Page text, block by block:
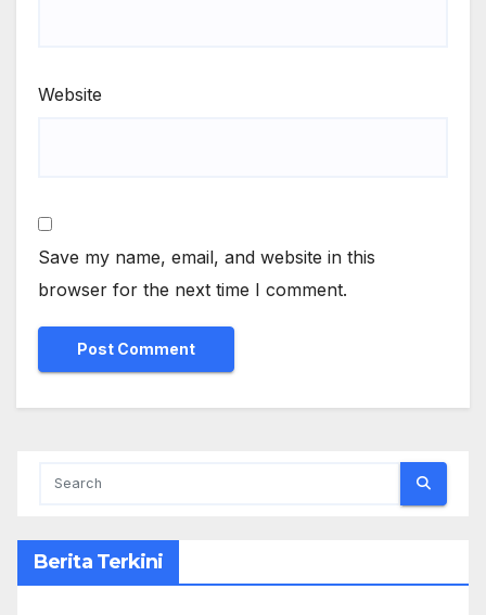
Website
Save my name, email, and website in this
browser for the next time I comment.
Berita Terkini